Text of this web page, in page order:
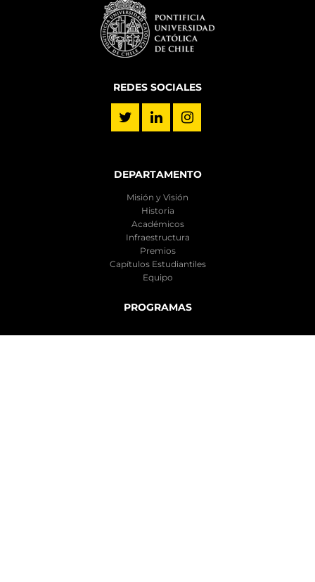
REDES SOCIALES
DEPARTAMENTO
Misión y Visión
Historia
Académicos
Infraestructura
Premios
Capítulos Estudiantiles
Equipo
PROGRAMAS